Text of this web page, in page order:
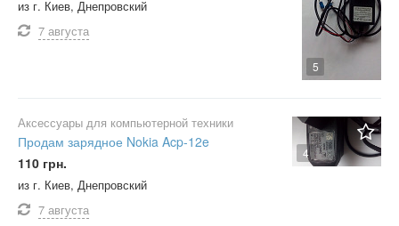
5
из г. Киев, Днепровский
7 августа
4
Аксессуары для компьютерной техники
Продам зарядное Nokia Acp-12e
110 грн.
из г. Киев, Днепровский
7 августа